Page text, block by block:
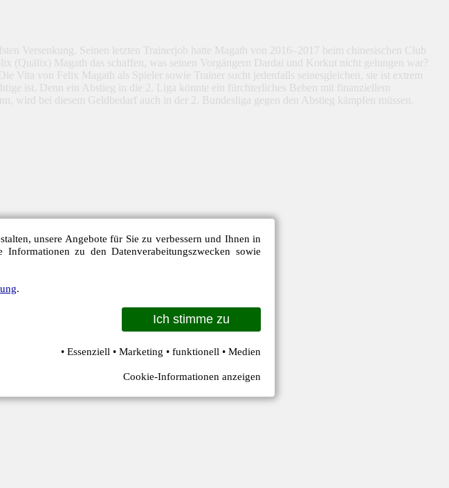
Versenkung. Seinen letzten Trainerjob hatte Magath von 2016–2017 beim chinesischen Club
(Quälix) Magath das schaffen, was seinen Vorgängern Dardai und Korkut nicht gelungen war?
Vita von Felix Magath als Spieler sowie Trainer sucht jedenfalls seinesgleichen, sie ist extrem
ist. Denn ein Abstieg in die 2. Liga könnte ein fürchterliches Beben mit finanziellem
wird bei diesem Geldbedarf auch in der 2. Bundesliga gegen den Abstieg kämpfen müssen.
unsere Angebote für Sie zu verbessern und Ihnen in
zu den Datenverabeitungszwecken sowie
.
Ich stimme zu
• Essenziell • Marketing • funktionell • Medien
Cookie-Informationen anzeigen